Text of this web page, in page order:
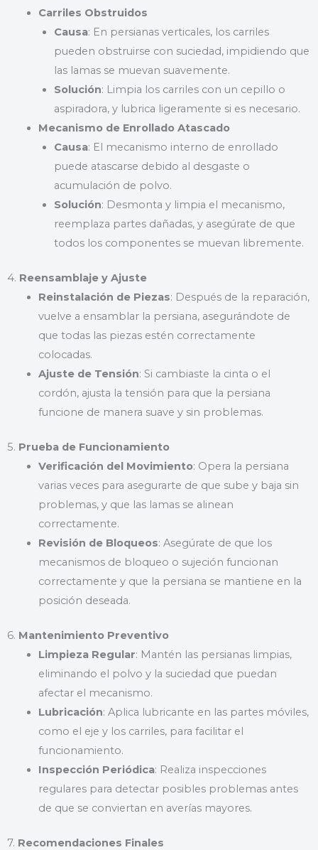
Carriles Obstruidos
Causa: En persianas verticales, los carriles
pueden obstruirse con suciedad, impidiendo que
las lamas se muevan suavemente.
Solución: Limpia los carriles con un cepillo o
aspiradora, y lubrica ligeramente si es necesario.
Mecanismo de Enrollado Atascado
Causa: El mecanismo interno de enrollado
puede atascarse debido al desgaste o
acumulación de polvo.
Solución: Desmonta y limpia el mecanismo,
reemplaza partes dañadas, y asegúrate de que
todos los componentes se muevan libremente.
4. Reensamblaje y Ajuste
Reinstalación de Piezas: Después de la reparación,
vuelve a ensamblar la persiana, asegurándote de
que todas las piezas estén correctamente
colocadas.
Ajuste de Tensión: Si cambiaste la cinta o el
cordón, ajusta la tensión para que la persiana
funcione de manera suave y sin problemas.
5. Prueba de Funcionamiento
Verificación del Movimiento: Opera la persiana
varias veces para asegurarte de que sube y baja sin
problemas, y que las lamas se alinean
correctamente.
Revisión de Bloqueos: Asegúrate de que los
mecanismos de bloqueo o sujeción funcionan
correctamente y que la persiana se mantiene en la
posición deseada.
6. Mantenimiento Preventivo
Limpieza Regular: Mantén las persianas limpias,
eliminando el polvo y la suciedad que puedan
afectar el mecanismo.
Lubricación: Aplica lubricante en las partes móviles,
como el eje y los carriles, para facilitar el
funcionamiento.
Inspección Periódica: Realiza inspecciones
regulares para detectar posibles problemas antes
de que se conviertan en averías mayores.
7. Recomendaciones Finales